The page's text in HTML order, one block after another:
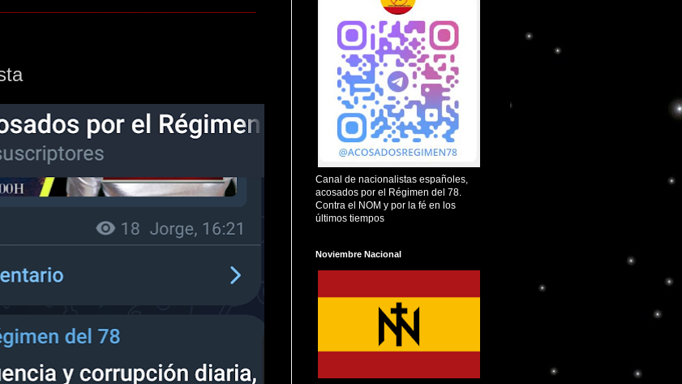
Canal de nacionalistas españoles,
acosados por el Régimen del 78.
Contra el NOM y por la fé en los
últimos tiempos
Noviembre Nacional